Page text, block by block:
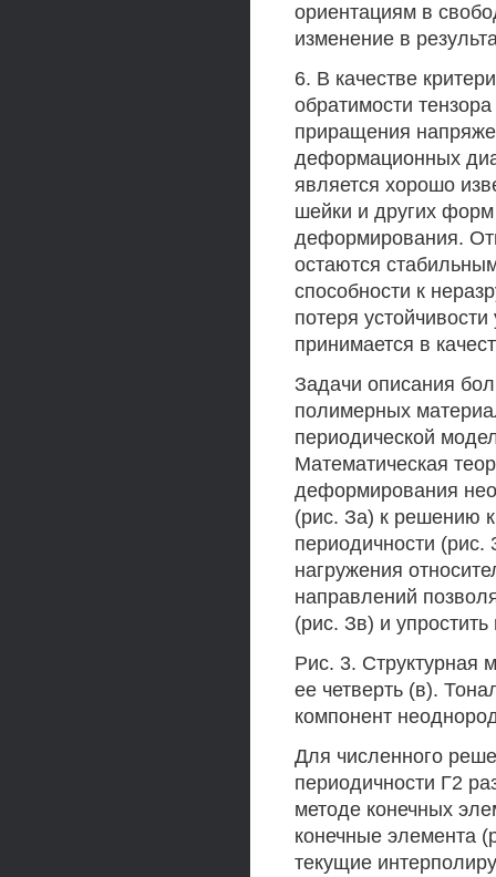
ориентациям в
изменение в
6. В качестве
обратимости
приращения
деформационных
является хорошо
шейки и других форм
деформирования.
остаются
способности к
потеря
принимается в
Задачи описания
полимерных
периодической
Математическая
деформирования
(рис. За) к решению
периодичности
нагружения
направлений
(рис. Зв) и
Рис. 3. Структурная
ее четверть (в).
компонент
Для численного
периодичности Г2
методе конечных
конечные элемента
текущие